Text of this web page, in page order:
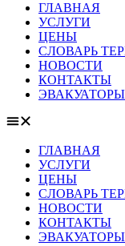
ГЛАВНАЯ
УСЛУГИ
ЦЕНЫ
СЛОВАРЬ
НОВОСТИ
КОНТАКТЫ
ГЛАВНАЯ
УСЛУГИ
ЦЕНЫ
СЛОВАРЬ
НОВОСТИ
КОНТАКТЫ